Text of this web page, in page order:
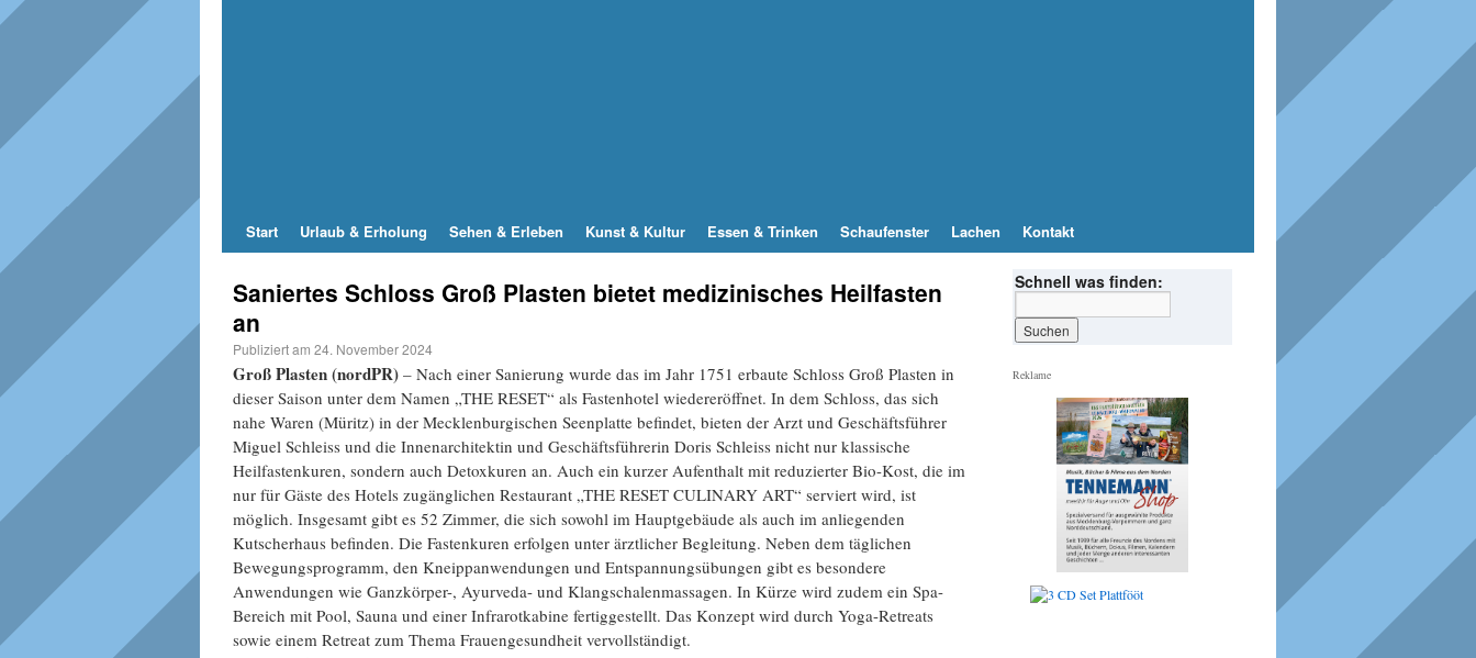
Start Urlaub & Erholung Sehen & Erleben Kunst & Kultur Essen & Trinken Schaufenster Lachen Kontakt
Saniertes Schloss Groß Plasten bietet medizinisches Heilfasten
an
Publiziert am 24. November 2024
Groß Plasten (nordPR) – Nach einer Sanierung wurde das im Jahr 1751 erbaute Schloss Groß Plasten in
dieser Saison unter dem Namen „THE RESET“ als Fastenhotel wiedereröffnet. In dem Schloss, das sich
nahe Waren (Müritz) in der Mecklenburgischen Seenplatte befindet, bieten der Arzt und Geschäftsführer
Miguel Schleiss und die Innenarchitektin und Geschäftsführerin Doris Schleiss nicht nur klassische
Heilfastenkuren, sondern auch Detoxkuren an. Auch ein kurzer Aufenthalt mit reduzierter Bio-Kost, die im
nur für Gäste des Hotels zugänglichen Restaurant „THE RESET CULINARY ART“ serviert wird, ist
möglich. Insgesamt gibt es 52 Zimmer, die sich sowohl im Hauptgebäude als auch im anliegenden
Kutscherhaus befinden. Die Fastenkuren erfolgen unter ärztlicher Begleitung. Neben dem täglichen
Bewegungsprogramm, den Kneippanwendungen und Entspannungsübungen gibt es besondere
Anwendungen wie Ganzkörper-, Ayurveda- und Klangschalenmassagen. In Kürze wird zudem ein Spa-
Bereich mit Pool, Sauna und einer Infrarotkabine fertiggestellt. Das Konzept wird durch Yoga-Retreats
sowie einem Retreat zum Thema Frauengesundheit vervollständigt.
Schnell was finden:
Reklame